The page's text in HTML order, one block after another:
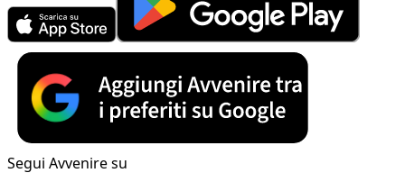
Segui Avvenire su